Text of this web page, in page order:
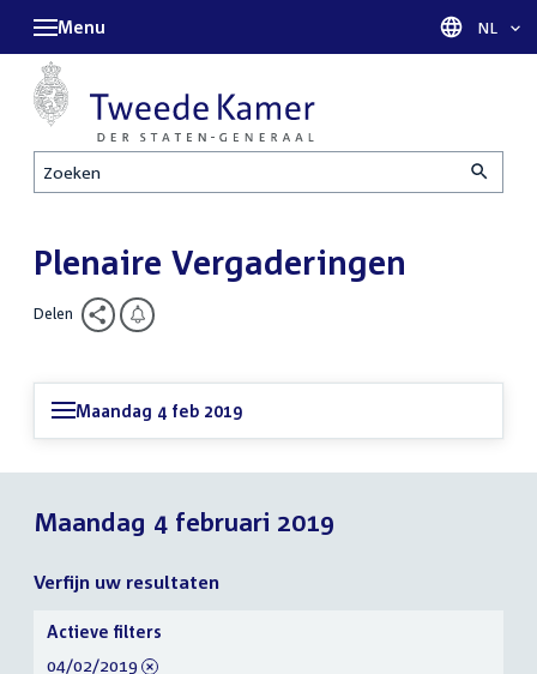
Zoeken
Menu Taal
NL
Plenaire Vergaderingen
Delen
Maandag 4 feb 2019
Maandag 4 februari 2019
Verfijn uw resultaten
Verfijn
uw
resultaten
Actieve filters
verwijder
04/02/2019